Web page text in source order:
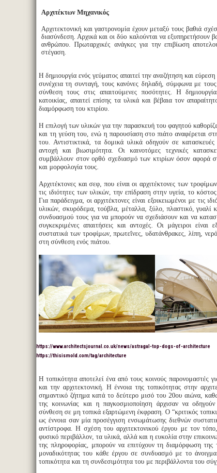
Αρχιτέκτων Μηχανικός
Αρχιτεκτονική και γαστρονομία έχουν μεταξύ τους βαθιά
διασύνδεση. Αρχικά και οι δύο καλούνται να εξυπηρετήσουν
ανθρώπου. Πρωταρχικές ανάγκες για την επιβίωση
στέγαση.
Η δημιουργία ενός γεύματος απαιτεί την αναζήτηση και
συνέχεια τη συνταγή, τους κανόνες δηλαδή, σύμφωνα με τους
σύνθεση τους στις απαιτούμενες ποσότητες. Η
κατοικίας, απαιτεί επίσης τα υλικά και βέβαια τον
διαμόρφωση του κτιρίου.
Η επιλογή των υλικών για την παρασκευή του φαγητού
και τη γεύση του, ενώ η παρουσίαση στο πιάτο αναφέρεται
του. Αντιστικτικά, τα δομικά υλικά οδηγούν σε
αντοχή και βιωσιμότητα. Οι καινοτόμες τεχνικές
συμβάλλουν στον ορθό σχεδιασμό των κτιρίων όσον αφορά
και μορφολογία τους.
Αρχιτέκτονες και σεφ, που είναι οι αρχιτέκτονες των
τις ιδιότητες των υλικών, την επίδραση στην υγεία, το
Για παράδειγμα, οι αρχιτέκτονες είναι εξοικειωμένοι με τις
υλικών, σκυρόδεμα, τούβλα, μέταλλα, ξύλο, πλαστικό, γυαλί
συνδυασμού τους για να μπορούν να σχεδιάσουν και να
συγκεκριμένες απαιτήσεις και αντοχές. Οι μάγειροι είναι
συστατικά των τροφίμων, πρωτεΐνες, υδατάνθρακες, λίπη,
στη σύνθεση ενός πιάτου.
https://www.architectsjournal.co.uk/news/astragal-top-dogs-of-architecture
https://thisismold.com/tag/architecture
Η τοπικότητα αποτελεί ένα από τους κοινούς παρονομαστές
και την αρχιτεκτονική. Η έννοια της τοπικότητας στην
σημαντικό ζήτημα κατά το δεύτερο μισό του 20ου αιώνα,
της κοινωνίας και η παγκοσμιοποίηση άρχισαν να οδηγούν
σύνθεση σε μη τοπικά εξαρτώμενη έκφραση. O “κριτικός
ως έννοια σαν μία προσέγγιση ενσωμάτωσης διεθνών
αντίστροφα. Η σχέση του αρχιτεκτονικού έργου με τον
φυσικό περιβάλλον, τα υλικά, αλλά και η ευκολία στην
της πληροφορίας, μπορούν να επιτύχουν τη διαμόρφωση της
μοναδικότητας του κάθε έργου σε συνδυασμό με το
τοπικότητα και τη συνδεσιμότητα του με περιβάλλοντα του